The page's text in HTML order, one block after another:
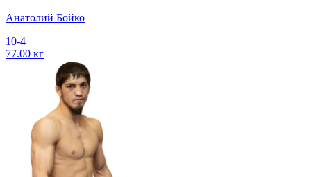
Анатолий Бойко
10-4
77.00 кг